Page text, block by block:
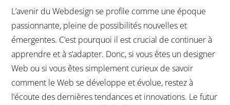
L’avenir du Webdesign se profile comme une époque
passionnante, pleine de possibilités nouvelles et
émergentes. C’est pourquoi il est crucial de continuer à
apprendre et à s’adapter. Donc, si vous êtes un designer
Web ou si vous êtes simplement curieux de savoir
comment le Web se développe et évolue, restez à
l’écoute des dernières tendances et innovations. Le futur